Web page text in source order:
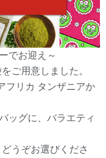
でお迎え～
ご用意しました。
フリカ タンザニアか
ッグに、バラエティ
うぞお選びくださ